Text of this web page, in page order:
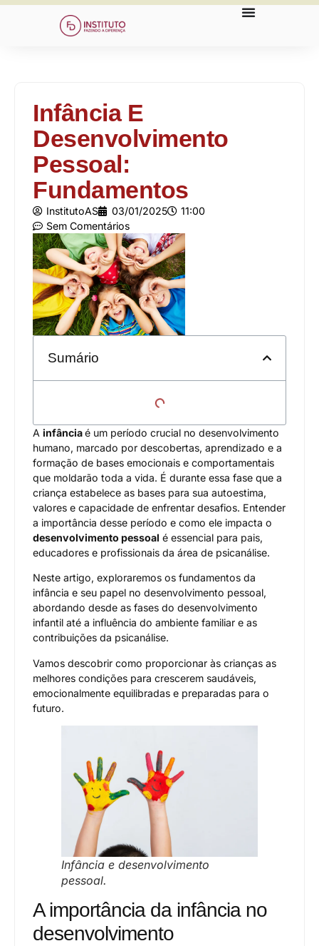
Infância E
Desenvolvimento
Pessoal:
Fundamentos
InstitutoAS 03/01/2025
11:00
Sem Comentários
Sumário
A infânciaé um período crucial no desenvolvimento
humano, marcado por descobertas, aprendizado e a
formação de bases emocionais e comportamentais
que moldarão toda a vida. É durante essa fase que a
criança estabelece as bases para sua autoestima,
valores e capacidade de enfrentar desafios. Entender
a importância desse período e como ele impacta o
desenvolvimento pessoal é essencial para pais,
educadores e profissionais da área de psicanálise.
Neste artigo, exploraremos os fundamentos da
infância e seu papel no desenvolvimento pessoal,
abordando desde as fases do desenvolvimento
infantil até a influência do ambiente familiar e as
contribuições da psicanálise.
Vamos descobrir como proporcionar às crianças as
melhores condições para crescerem saudáveis,
emocionalmente equilibradas e preparadas para o
futuro.
Infância e desenvolvimento
pessoal.
A importância da infância no
desenvolvimento